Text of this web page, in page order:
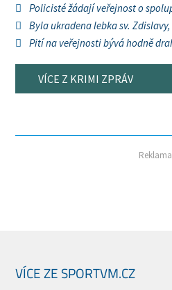
Policisté žádají veřejnost o
Byla ukradena lebka sv.
Pití na veřejnosti bývá hodně
VÍCE Z KRIMI ZPRÁV
Reklama
VÍCE ZE SPORTVM.CZ